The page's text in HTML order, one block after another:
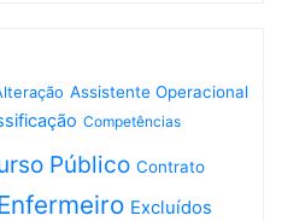
Assistente Operacional
Competências
Público Contrato
Excluídos